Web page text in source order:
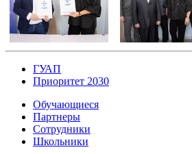
ГУАП
Приоритет 2030
Обучающиеся
Партнеры
Сотрудники
Школьники